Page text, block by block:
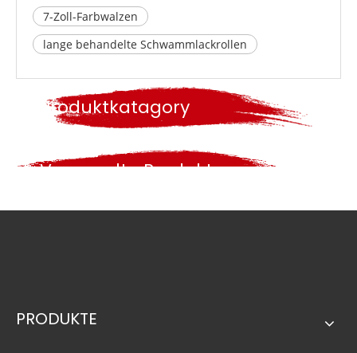
7-Zoll-Farbwalzen
lange behandelte Schwammlackrollen
Produktkatagory
Verwandte Produkte
PRODUKTE